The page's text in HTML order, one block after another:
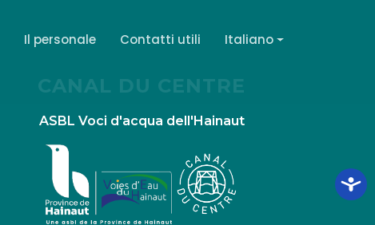
Il personale Contatti utili Italiano
CANAL DU CENTRE
ASBL Voci d'acqua dell'Hainaut